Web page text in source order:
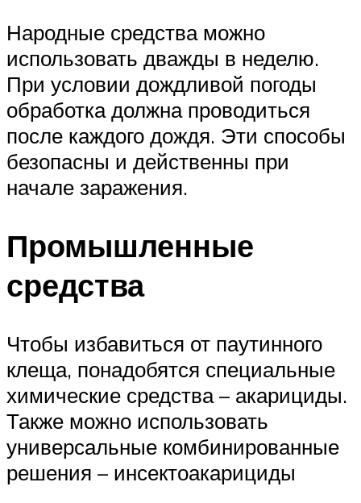
Народные средства можно
использовать дважды в неделю.
При условии дождливой погоды
обработка должна проводиться
после каждого дождя. Эти способы
безопасны и действенны при
начале заражения.
Промышленные
средства
Чтобы избавиться от паутинного
клеща, понадобятся специальные
химические средства – акарициды.
Также можно использовать
универсальные комбинированные
решения – инсектоакарициды